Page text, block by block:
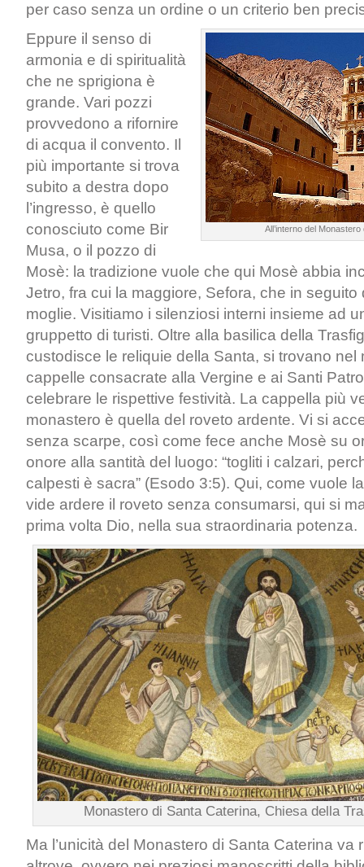
per caso senza un ordine o un criterio ben
All’interno del
Eppure il senso di
armonia e di spiritualità
che ne sprigiona è
grande. Vari pozzi
provvedono a rifornire
di acqua il convento. Il
più importante si trova
subito a destra dopo
l’ingresso, è quello
conosciuto come Bir
Musa, o il pozzo di
Mosè: la tradizione vuole che qui Mosè abbia
Jetro, fra cui la maggiore, Sefora, che in seguito
moglie. Visitiamo i silenziosi interni insieme ad
gruppetto di turisti. Oltre alla basilica della
custodisce le reliquie della Santa, si trovano nel
cappelle consacrate alla Vergine e ai Santi
celebrare le rispettive festività. La cappella più
monastero è quella del roveto ardente. Vi si
senza scarpe, così come fece anche Mosè su
onore alla santità del luogo: “togliti i calzari,
calpesti è sacra” (Esodo 3:5). Qui, come vuole
vide ardere il roveto senza consumarsi, qui si
prima volta Dio, nella sua straordinaria potenza.
Monastero di Santa Caterina, Chiesa della
Ma l’unicità del Monastero di Santa Caterina va